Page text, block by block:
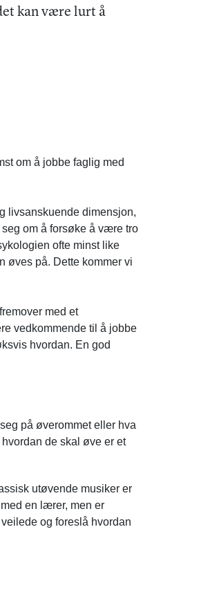
kan være lurt å
om å jobbe faglig med
livsanskuende dimensjon,
seg om å forsøke å være tro
ofte minst like
øves på. Dette kommer vi
med et
vedkommende til å jobbe
hvordan. En god
på øverommet eller hva
hvordan de skal øve er et
utøvende musiker er
en lærer, men er
og foreslå hvordan